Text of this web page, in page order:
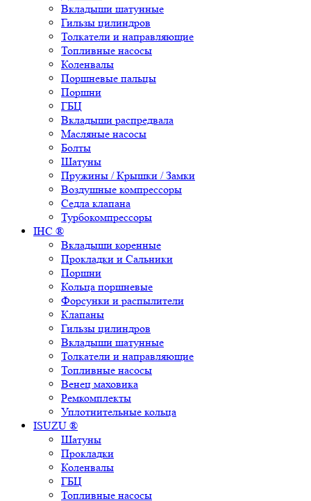
Вкладыши шатунные
Гильзы цилиндров
Толкатели и направляющие
Топливные насосы
Коленвалы
Поршневые пальцы
Поршни
ГБЦ
Вкладыши распредвала
Масляные насосы
Болты
Шатуны
Пружины / Крышки / Замки
Воздушные компрессоры
Седла клапана
Турбокомпрессоры
IHC ®
Вкладыши коренные
Прокладки и Сальники
Поршни
Кольца поршневые
Форсунки и распылители
Клапаны
Гильзы цилиндров
Вкладыши шатунные
Толкатели и направляющие
Топливные насосы
Венец маховика
Ремкомплекты
Уплотнительные кольца
ISUZU ®
Шатуны
Прокладки
Коленвалы
ГБЦ
Топливные насосы